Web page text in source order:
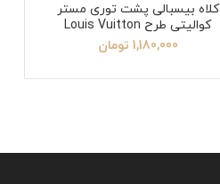
کلاه بیسبالی پشت توری مستر
کوالیتی طرح Louis Vuitton
1,180,000 تومان